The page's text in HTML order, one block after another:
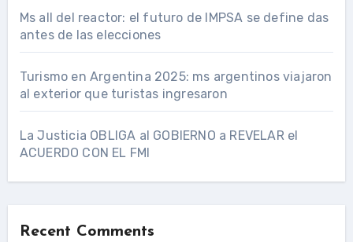
Ms all del reactor: el futuro de IMPSA se define das
antes de las elecciones
Turismo en Argentina 2025: ms argentinos viajaron
al exterior que turistas ingresaron
La Justicia OBLIGA al GOBIERNO a REVELAR el
ACUERDO CON EL FMI
Recent Comments